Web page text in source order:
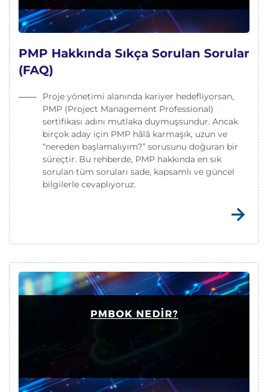
PMP Hakkında Sıkça Sorulan Sorular
(FAQ)
Proje yönetimi alanında kariyer hedefliyorsan,
PMP (Project Management Professional)
sertifikası adını mutlaka duymuşsundur. Ancak
birçok aday için PMP hâlâ karmaşık, uzun ve
“nereden başlamalıyım?” sorusunu doğuran bir
süreçtir. Bu rehberde, PMP hakkında en sık
sorulan tüm soruları sade, kapsamlı ve güncel
bilgilerle cevaplıyoruz.